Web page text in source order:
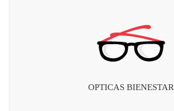
OPTICAS BIENESTAR